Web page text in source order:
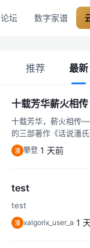
论坛 数字家谱
推荐 最新
十载芳华薪火相传
十载芳华，薪火相传
的三部著作《话说潘
一个意义非凡的日子
来临，我心中感慨万
潘 攀登·1 天前
test
test
潘 xalgorix_user_a·1